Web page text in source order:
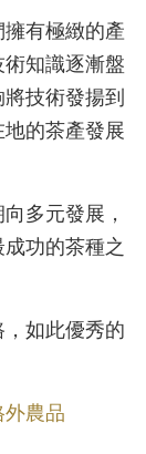
有極緻的產
知識逐漸盤
技術發揚到
的茶產發展
多元發展，
功的茶種之
如此優秀的
外農品